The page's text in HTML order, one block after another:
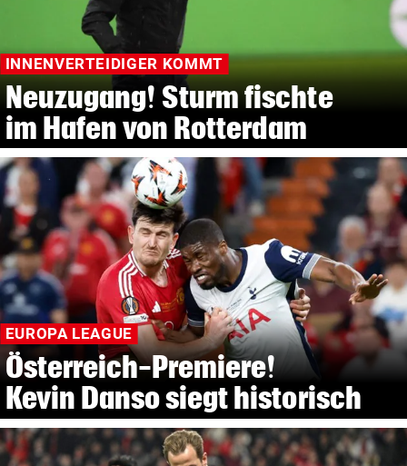
INNENVERTEIDIGER KOMMT
Neuzugang! Sturm fischte
im Hafen von Rotterdam
EUROPA LEAGUE
Österreich-Premiere!
Kevin Danso siegt historisch